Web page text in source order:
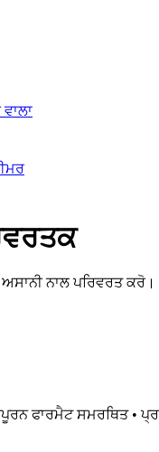
ਨਾਲ ਪਰਿਵਰਤ ਕਰੋ।
ਫਾਰਮੈਟ ਸਮਰਥਿਤ •